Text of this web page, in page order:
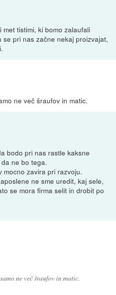
tistimi, ki bomo zalaufali
pri nas začne nekaj proizvajat,
ne več šraufov in matic.
bodo pri nas rastle kaksne
ne bo tega.
mocno zavira pri razvoju.
ne sme uredit, kaj sele,
se mora firma selit in drobit po
ne več šraufov in matic.